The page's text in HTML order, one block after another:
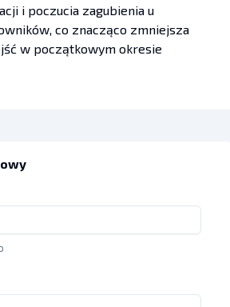
i poczucia zagubienia u
co znacząco zmniejsza
w początkowym okresie